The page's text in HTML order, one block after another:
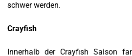
schwer werden.
Crayfish
Innerhalb der Crayfish Saison